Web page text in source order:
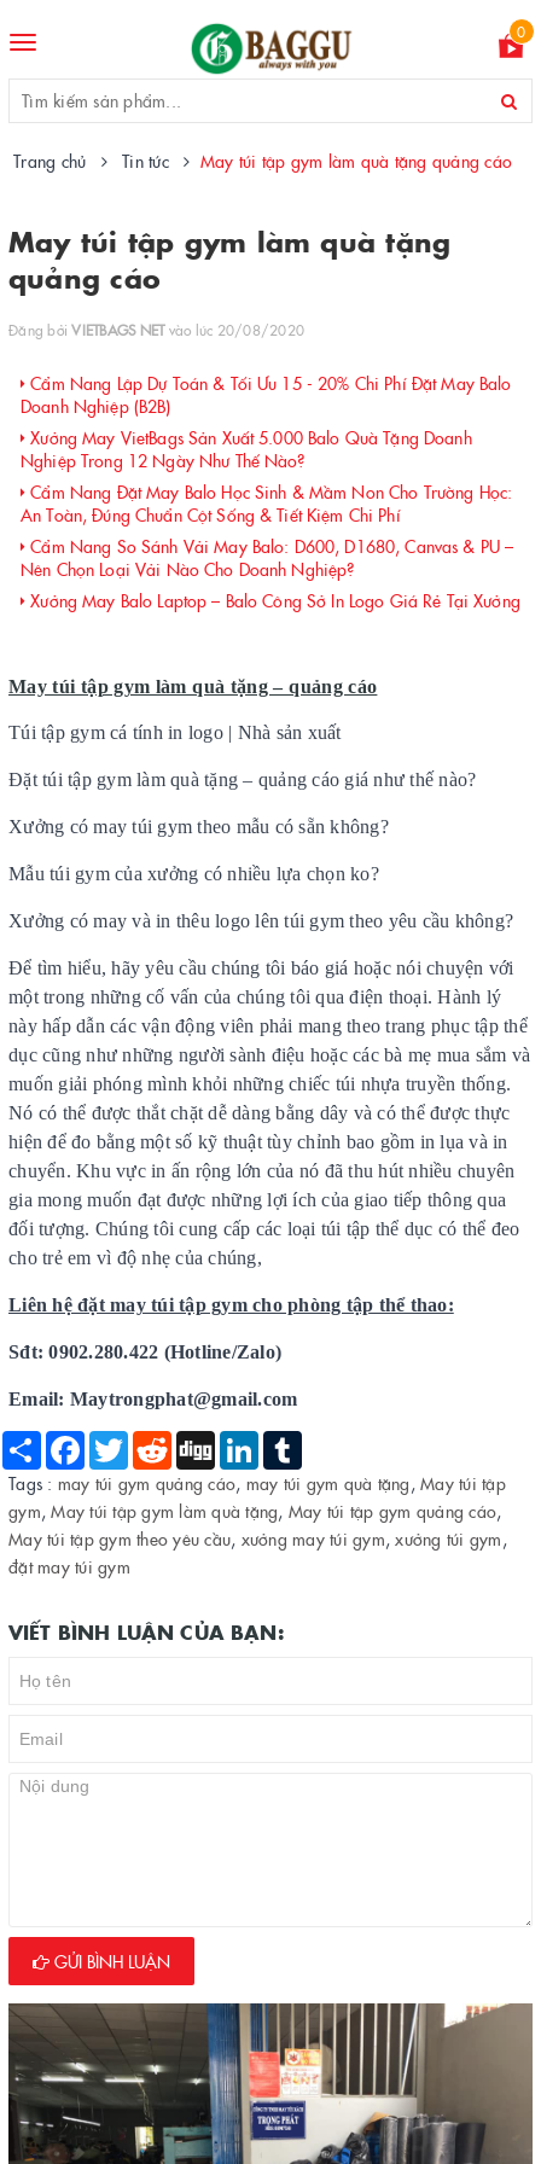
Toggle
0
Trang chủ Tin tức May túi tập gym làm quà tặng quảng cáo
May túi tập gym làm quà tặng
quảng cáo
Đăng bởiVIETBAGS NETvào lúc 20/08/2020
Cẩm Nang Lập Dự Toán & Tối Ưu 15 - 20% Chi Phí Đặt May Balo
Doanh Nghiệp (B2B)
Xưởng May VietBags Sản Xuất 5.000 Balo Quà Tặng Doanh
Nghiệp Trong 12 Ngày Như Thế Nào?
Cẩm Nang Đặt May Balo Học Sinh & Mầm Non Cho Trường Học:
An Toàn, Đúng Chuẩn Cột Sống & Tiết Kiệm Chi Phí
Cẩm Nang So Sánh Vải May Balo: D600, D1680, Canvas & PU –
Nên Chọn Loại Vải Nào Cho Doanh Nghiệp?
Xưởng May Balo Laptop – Balo Công Sở In Logo Giá Rẻ Tại Xưởng
May túi tập gym làm quà tặng – quảng cáo
Túi tập gym cá tính in logo | Nhà sản xuất
Đặt túi tập gym làm quà tặng – quảng cáo giá như thế nào?
Xưởng có may túi gym theo mẫu có sẵn không?
Mẫu túi gym của xưởng có nhiều lựa chọn ko?
Xưởng có may và in thêu logo lên túi gym theo yêu cầu không?
Để tìm hiểu, hãy yêu cầu chúng tôi báo giá hoặc nói chuyện với
một trong những cố vấn của chúng tôi qua điện thoại. Hành lý
này hấp dẫn các vận động viên phải mang theo trang phục tập thể
dục cũng như những người sành điệu hoặc các bà mẹ mua sắm và
muốn giải phóng mình khỏi những chiếc túi nhựa truyền thống.
Nó có thể được thắt chặt dễ dàng bằng dây và có thể được thực
hiện để đo bằng một số kỹ thuật tùy chỉnh bao gồm in lụa và in
chuyển. Khu vực in ấn rộng lớn của nó đã thu hút nhiều chuyên
gia mong muốn đạt được những lợi ích của giao tiếp thông qua
đối tượng. Chúng tôi cung cấp các loại túi tập thể dục có thể đeo
cho trẻ em vì độ nhẹ của chúng,
Liên hệ đặt may túi tập gym cho phòng tập thể thao:
Sđt: 0902.280.422 (Hotline/Zalo)
Email: Maytrongphat@gmail.com
Share Facebook
Twitter Reddit Digg LinkedIn
Tags : may túi gym quảng cáo, may túi gym quà tặng, May túi tập
gym,May túi tập gym làm quà tặng, May túi tập gym quảng cáo,
May túi tập gym theo yêu cầu, xưởng may túi gym,xưởng túi gym,
đặt may túi gym
VIẾT BÌNH LUẬN CỦA BẠN:
GỬI BÌNH LUẬN